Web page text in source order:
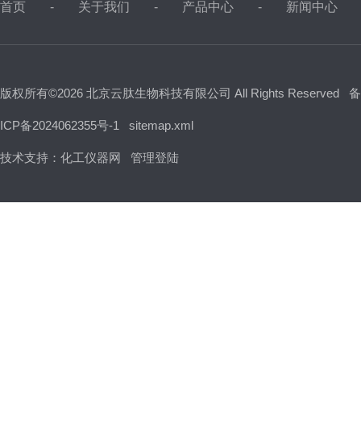
首页 关于我们 产品中心 新闻中心
版权所有©2026 北京云肽生物科技有限公司 All Rights Reserved
ICP备2024062355号-1 sitemap.xml
技术支持： 化工仪器网 管理登陆